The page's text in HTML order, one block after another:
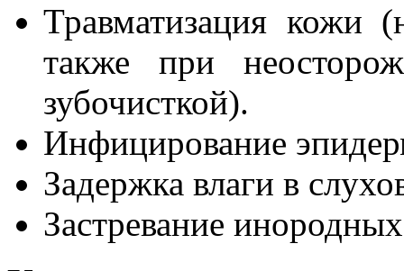
Травматизация кожи
также при
зубочисткой).
Инфицирование
Задержка влаги в
Застревание